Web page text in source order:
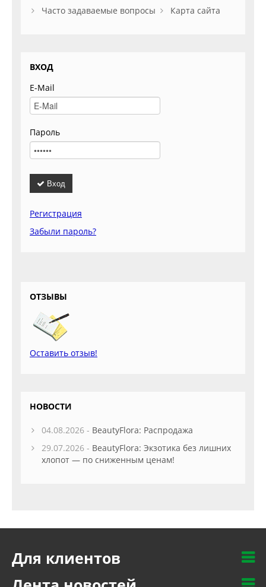
Часто задаваемые вопросы
Карта сайта
ВХОД
E-Mail
Пароль
Вход
Регистрация
Забыли пароль?
ОТЗЫВЫ
Оставить отзыв!
НОВОСТИ
04.08.2026 - BeautyFlora: Распродажа
29.07.2026 - BeautyFlora: Экзотика без лишних
хлопот — по сниженным ценам!
Для клиентов